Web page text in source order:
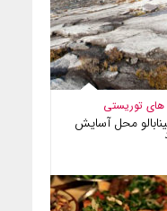
های توریستی
محل آسایش